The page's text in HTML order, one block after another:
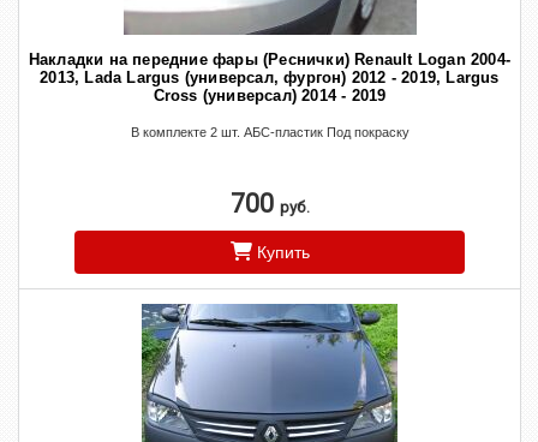
Накладки на передние фары (Реснички) Renault Logan 2004-
2013, Lada Largus (универсал, фургон) 2012 - 2019, Largus
Cross (универсал) 2014 - 2019
В комплекте 2 шт. АБС-пластик Под покраску
700 руб.
Купить